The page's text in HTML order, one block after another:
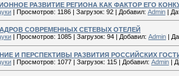
РАЗВИТИЕ РЕГИОНА КАК ФАКТОР ЕГО
| Просмотров: 1186 | Загрузок: 92 | Добавил: Admin |
СОВРЕМЕННЫХ СЕТЕВЫХ ОТЕЛЕЙ
Просмотров: 1085 Загрузок: 94 Добавил: Admin
И ПЕРСПЕКТИВЫ РАЗВИТИЯ РОССИЙСКИХ
| Просмотров: 1077 | Загрузок: 115 | Добавил: Admin |